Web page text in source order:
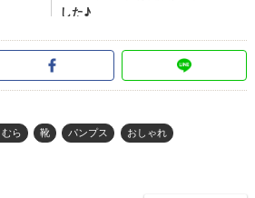
ら 靴 パンプス おしゃれ